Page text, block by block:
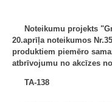
Noteikumu projekts
20.aprīļa noteikumos
produktiem piemēro
atbrīvojumu no akcīzes
TA-138